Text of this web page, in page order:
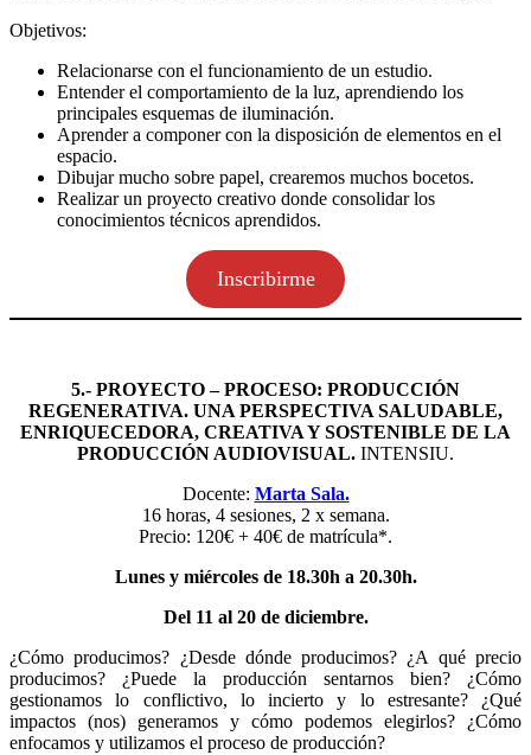
Objetivos:
Relacionarse con el funcionamiento de un estudio.
Entender el comportamiento de la luz, aprendiendo los
principales esquemas de iluminación.
Aprender a componer con la disposición de elementos en el
espacio.
Dibujar mucho sobre papel, crearemos muchos bocetos.
Realizar un proyecto creativo donde consolidar los
conocimientos técnicos aprendidos.
Inscribirme
5.- PROYECTO – PROCESO: PRODUCCIÓN
REGENERATIVA. UNA PERSPECTIVA SALUDABLE,
ENRIQUECEDORA, CREATIVA Y SOSTENIBLE DE LA
PRODUCCIÓN AUDIOVISUAL. INTENSIU.
Docente: Marta Sala.
16 horas, 4 sesiones, 2 x semana.
Precio: 120€ + 40€ de matrícula*.
Lunes y miércoles de 18.30h a 20.30h.
Del 11 al 20 de diciembre.
¿Cómo producimos? ¿Desde dónde producimos? ¿A qué precio
producimos? ¿Puede la producción sentarnos bien? ¿Cómo
gestionamos lo conflictivo, lo incierto y lo estresante? ¿Qué
impactos (nos) generamos y cómo podemos elegirlos? ¿Cómo
enfocamos y utilizamos el proceso de producción?